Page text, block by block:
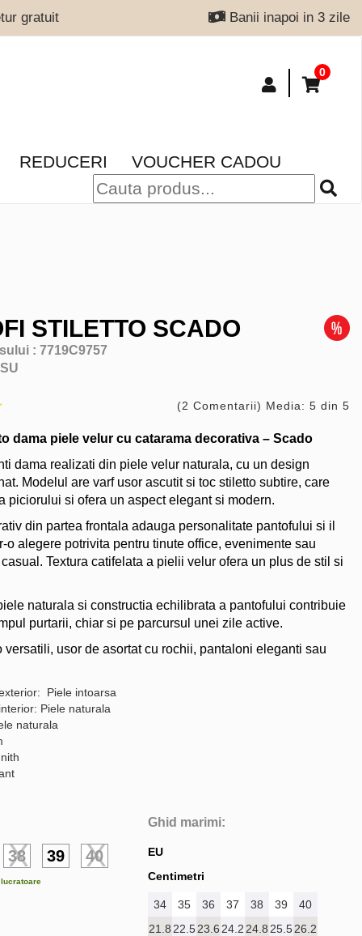
gratuit Banii inapoi in 3 zile
0
REDUCERI VOUCHER CADOU
STILETTO SCADO
: 7719C9757
(2 Comentarii) Media: 5 din 5
dama piele velur cu catarama decorativa – Scado
dama realizati din piele velur naturala, cu un design
Modelul are varf usor ascutit si toc stiletto subtire, care
piciorului si ofera un aspect elegant si modern.
din partea frontala adauga personalitate pantofului si il
o alegere potrivita pentru tinute office, evenimente sau
Textura catifelata a pielii velur ofera un plus de stil si
naturala si constructia echilibrata a pantofului contribuie
purtarii, chiar si pe parcursul unei zile active.
versatili, usor de asortat cu rochii, pantaloni eleganti sau
Piele intoarsa
Piele naturala
naturala
38 39 40
Ghid marimi:
EU
Centimetri
34 35 36 37 38 39
40
21.8 22.523.6 24.2 24.8 25.526.2